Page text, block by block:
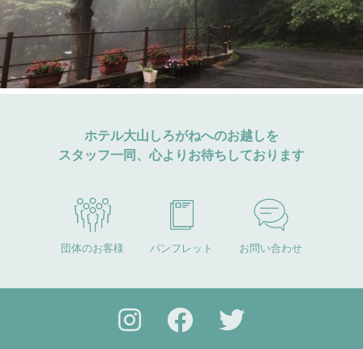
ホテル大山しろがねへのお越しを
スタッフ一同、心よりお待ちしております
団体のお客様 パンフレット お問い合わせ